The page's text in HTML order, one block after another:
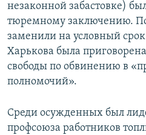
незаконной забастовке)
тюремному заключению.
заменили на условный
Харькова была
свободы по обвинению в
полномочий».
Среди осужденных был
профсоюза работников